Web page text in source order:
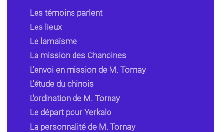
Les témoins parlent
Les lieux
Le lamaïsme
La mission des Chanoines
L'envoi en mission de M. Tornay
L'étude du chinois
L'ordination de M. Tornay
Le départ pour Yerkalo
La personnalité de M. Tornay